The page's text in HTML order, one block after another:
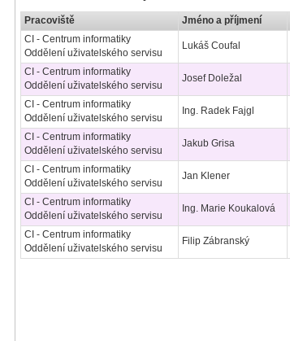
Pracoviště Jméno a příjmení
CI - Centrum informatiky
Oddělení uživatelského servisu
Lukáš Coufal
CI - Centrum informatiky
Oddělení uživatelského servisu
Josef Doležal
CI - Centrum informatiky
Oddělení uživatelského servisu
Ing. Radek Fajgl
CI - Centrum informatiky
Oddělení uživatelského servisu
Jakub Grisa
CI - Centrum informatiky
Oddělení uživatelského servisu
Jan Klener
CI - Centrum informatiky
Oddělení uživatelského servisu
Ing. Marie Koukalová
CI - Centrum informatiky
Oddělení uživatelského servisu
Filip Zábranský